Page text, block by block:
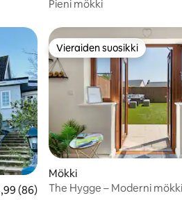
Pieni mökki
arvio 4,99/5, 86
(86)
Vieraiden suosikki
Vieraiden suosikki
Mökki
The Hygge – Moderni